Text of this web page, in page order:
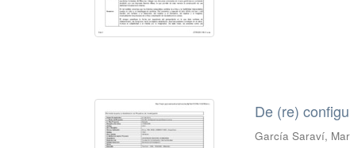
De (re)
García Saraví,